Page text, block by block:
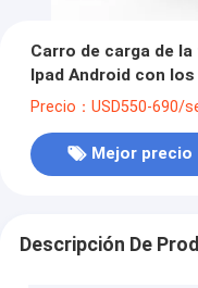
Carro de carga de
Ipad Android con
Precio：USD550-690/
Mejor precio
Descripción De